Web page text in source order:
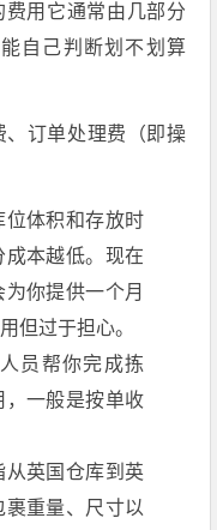
用它通常由几部分
自己判断划不划算
订单处理费（即操
体积和存放时
本越低。现在
你提供一个月
但过于担心。
员帮你完成拣
，一般是按单收
英国仓库到英
重量、尺寸以